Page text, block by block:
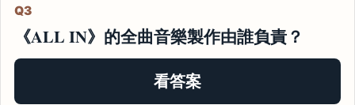
Q3
《ALL IN》的全曲音樂製作由誰負責？
看答案